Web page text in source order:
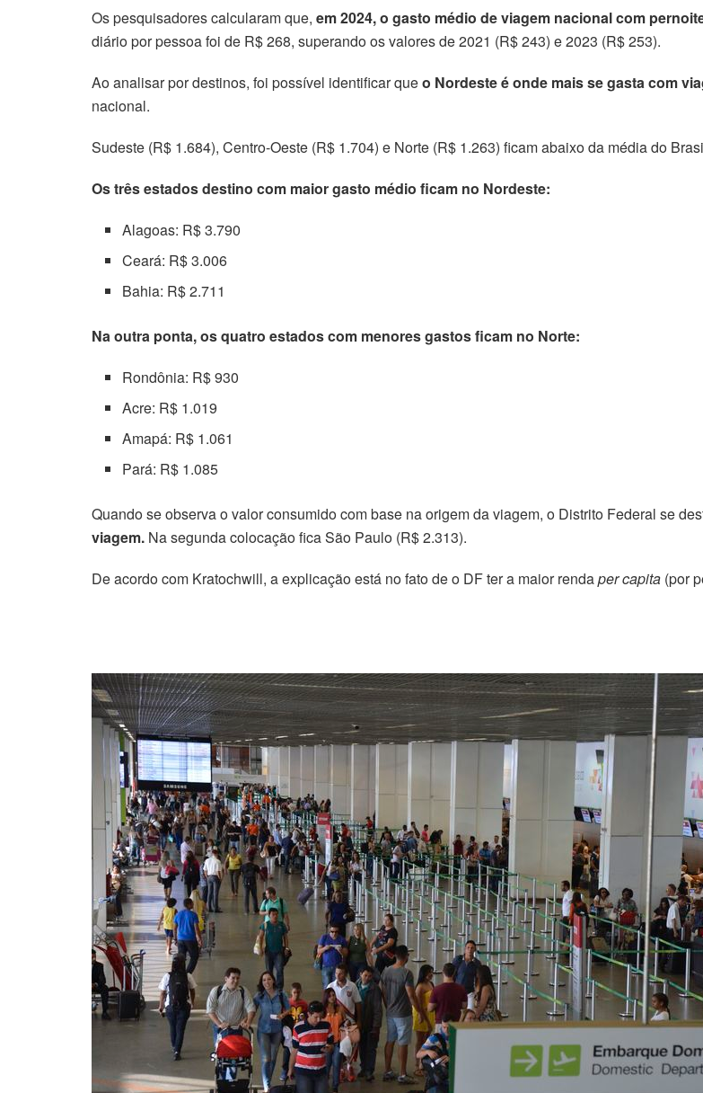
Os pesquisadores calcularam que, em 2024, o gasto médio de viagem nacional com
diário por pessoa foi de R$ 268, superando os valores de 2021 (R$ 243) e 2023 (R$ 253).
Ao analisar por destinos, foi possível identificar queo Nordeste é onde mais se gasta com
nacional.
Sudeste (R$ 1.684), Centro-Oeste (R$ 1.704) e Norte (R$ 1.263) ficam abaixo da média do
Os três estados destino com maior gasto médio ficam no Nordeste:
Alagoas: R$ 3.790
Ceará: R$ 3.006
Bahia: R$ 2.711
Na outra ponta, os quatro estados com menores gastos ficam no Norte:
Rondônia: R$ 930
Acre: R$ 1.019
Amapá: R$ 1.061
Pará: R$ 1.085
Quando se observa o valor consumido com base na origem da viagem, o Distrito Federal se
viagem. Na segunda colocação fica São Paulo (R$ 2.313).
De acordo com Kratochwill, a explicação está no fato de o DF ter a maior rendaper capita (por